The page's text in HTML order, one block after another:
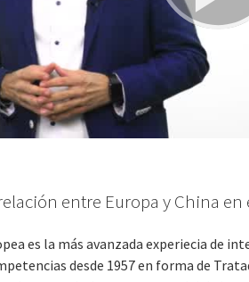
entre Europa y China
es la más avanzada experiecia de
desde 1957 en forma de